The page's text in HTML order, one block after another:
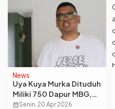
News
Uya Kuya Murka Dituduh
Miliki 750 Dapur MBG,
Laporkan Penyebar
calendar_monthSenin, 20 Apr 2026